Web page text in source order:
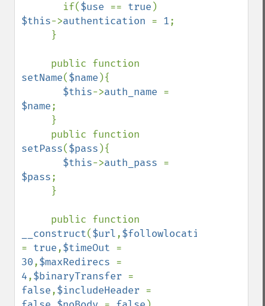
       if(
$use == true
$this->authentication = 1;
setName($name ){
$this->auth_name
$name;
setPass($pass ){
$this->auth_pass
$pass;
__construct($url,
= true,$timeOut
30,$maxRedirecs
4,$binaryTransfer
false,$includeHeader